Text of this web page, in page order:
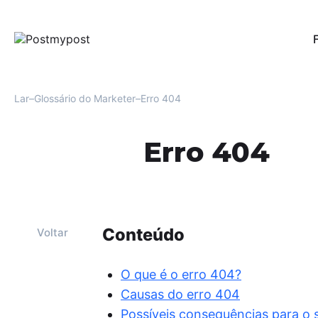
Lar Glossário do Marketer Erro 404
Erro 404
Voltar Conteúdo
O que é o erro 404?
Causas do erro 404
Possíveis consequências para o